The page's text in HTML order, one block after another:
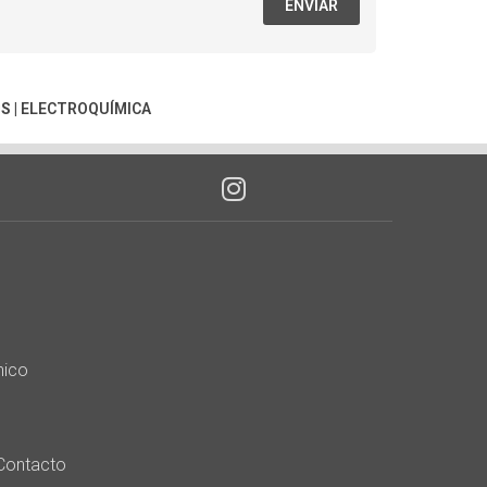
ENVIAR
ELECTROQUÍMICA